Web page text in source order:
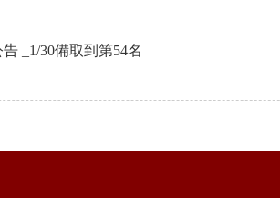
_1/30備取到第54名